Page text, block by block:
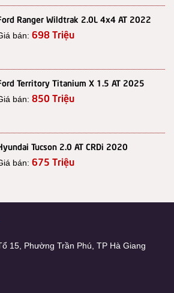
Ranger Wildtrak 2.0L 4x4 AT 2022
bán: 698 Triệu
Territory Titanium X 1.5 AT 2025
bán: 850 Triệu
Tucson 2.0 AT CRDi 2020
bán: 675 Triệu
15, Phường Trần Phú, TP Hà Giang